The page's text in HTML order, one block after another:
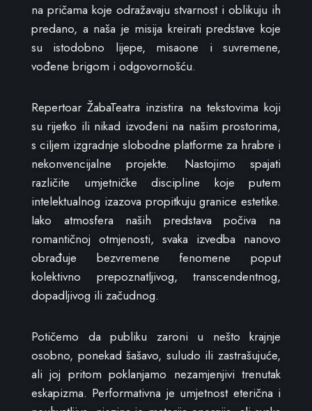
na pričama koje odražavaju stvarnost i oblikuju ih
predano, a naša je misija kreirati predstave koje
su istodobno lijepe, misaone i suvremene,
vođene brigom i odgovornošću.
Repertoar ŽabaTeatra inzistira na tekstovima koji
su rijetko ili nikad izvođeni na našim prostorima,
s ciljem izgradnje slobodne platforme za hrabre i
nekonvencijalne projekte. Nastojimo spajati
različite umjetničke discipline koje putem
intelektualnog izazova propitkuju granice estetike.
Iako atmosfera naših predstava počiva na
romantičnoj otmjenosti, svaka izvedba nanovo
obrađuje bezvremene fenomene poput
kolektivno prepoznatljivog, transcendentnog,
dopadljivog ili začudnog.
Potičemo da publiku zaroni u nešto krajnje
osobno, ponekad šašavo, suludo ili zastrašujuće,
ali joj pritom poklanjamo nezamjenjivi trenutak
eskapizma. Performativna je umjetnost eterična i